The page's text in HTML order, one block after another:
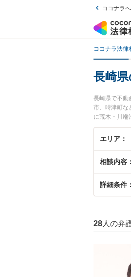
ココナラへ
ココナラ法律
長崎
長崎県で不動
市、時津町な
に荒木・川端
どが注目され
の弁護士を
エリア
相談内容
詳細条件
28 人の弁